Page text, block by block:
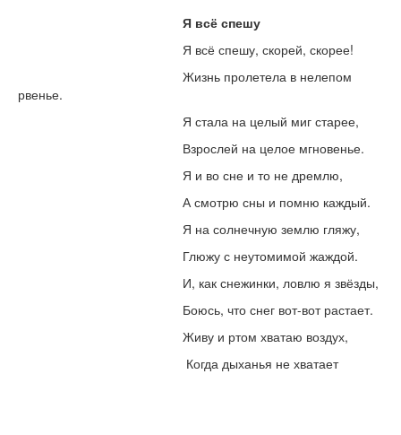
Я всё спешу
Я всё спешу, скорей, скорее!
Жизнь пролетела в нелепом
рвенье.
Я стала на целый миг старее,
Взрослей на целое мгновенье.
Я и во сне и то не дремлю,
А смотрю сны и помню каждый.
Я на солнечную землю гляжу,
Глюжу с неутомимой жаждой.
И, как снежинки, ловлю я звёзды,
Боюсь, что снег вот-вот растает.
Живу и ртом хватаю воздух,
Когда дыханья не хватает